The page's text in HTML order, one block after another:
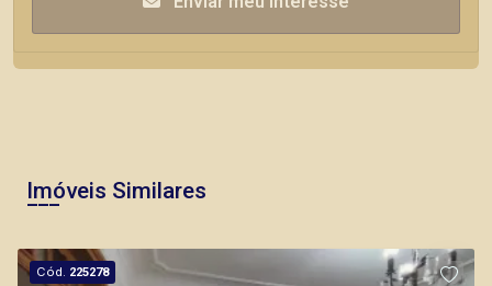
Imóveis Similares
Cód. 225278